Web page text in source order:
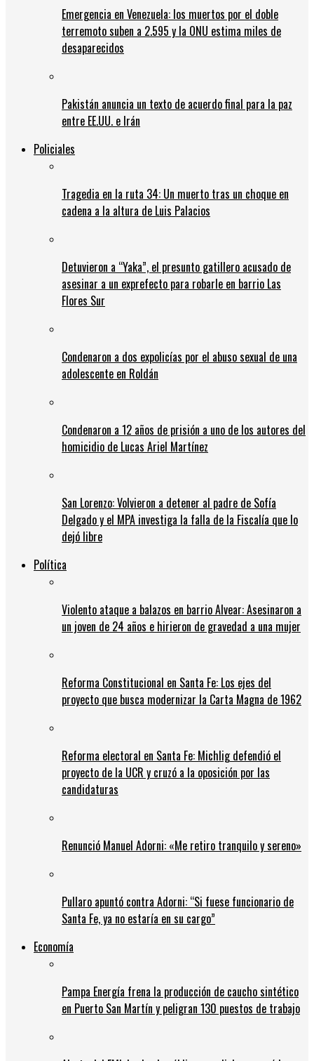
Emergencia en Venezuela: los muertos por el doble
terremoto suben a 2.595 y la ONU estima miles de
desaparecidos
Pakistán anuncia un texto de acuerdo final para la paz
entre EE.UU. e Irán
Policiales
Tragedia en la ruta 34: Un muerto tras un choque en
cadena a la altura de Luis Palacios
Detuvieron a “Yaka”, el presunto gatillero acusado de
asesinar a un exprefecto para robarle en barrio Las
Flores Sur
Condenaron a dos expolicías por el abuso sexual de una
adolescente en Roldán
Condenaron a 12 años de prisión a uno de los autores del
homicidio de Lucas Ariel Martínez
San Lorenzo: Volvieron a detener al padre de Sofía
Delgado y el MPA investiga la falla de la Fiscalía que lo
dejó libre
Política
Violento ataque a balazos en barrio Alvear: Asesinaron a
un joven de 24 años e hirieron de gravedad a una mujer
Reforma Constitucional en Santa Fe: Los ejes del
proyecto que busca modernizar la Carta Magna de 1962
Reforma electoral en Santa Fe: Michlig defendió el
proyecto de la UCR y cruzó a la oposición por las
candidaturas
Renunció Manuel Adorni: «Me retiro tranquilo y sereno»
Pullaro apuntó contra Adorni: “Si fuese funcionario de
Santa Fe, ya no estaría en su cargo”
Economía
Pampa Energía frena la producción de caucho sintético
en Puerto San Martín y peligran 130 puestos de trabajo